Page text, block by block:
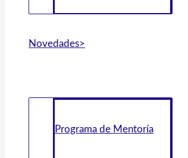
Novedades>
Programa de Mentoría